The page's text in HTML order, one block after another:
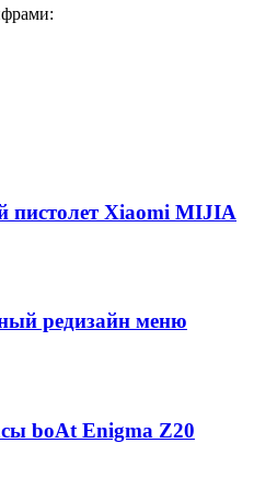
пистолет Xiaomi MIJIA
редизайн меню
boAt Enigma Z20